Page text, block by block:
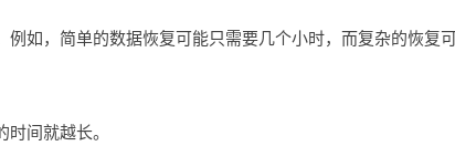
如，简单的数据恢复可能只需要几个小时，而复杂的恢复
间就越长。